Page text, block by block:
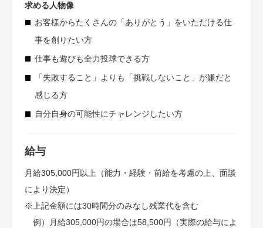
求める人物像
お客様からたくさんの「ありがとう」をいただける仕
事を創りたい方
仕事も遊びも全力投球できる方
「失敗すること」よりも「挑戦しないこと」が嫌だと
感じる方
自分自身の可能性にチャレンジしたい方
給与
月給305,000円以上（能力・経験・前給を考慮の上、面談
により決定）
※上記金額には30時間分のみなし残業代を含む
例）月給305,000円の場合は58,500円（実際の給与によ